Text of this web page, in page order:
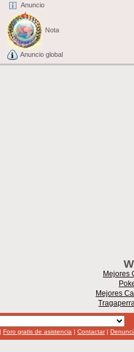
Anuncio
Nota
Anuncio global
Mejores
Mejores
Foro gratis de asistencia |Contactar|